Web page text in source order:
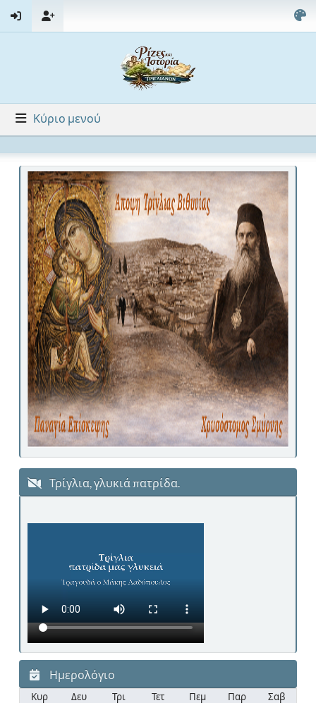
Κύριο μενού
Τρίγλια, γλυκιά πατρίδα.
Ημερολόγιο
Κυρ Δευ Τρι Τετ Πεμ Παρ
Σαβ